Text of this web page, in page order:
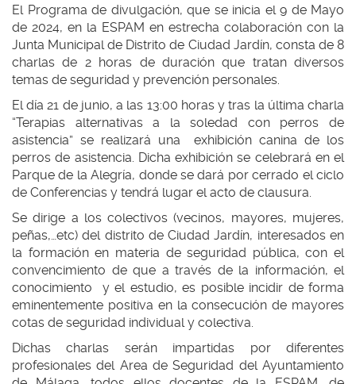
El Programa de divulgación, que se inicia el 9 de Mayo
de 2024, en la ESPAM en estrecha colaboración con la
Junta Municipal de Distrito de Ciudad Jardín, consta de 8
charlas de 2 horas de duración que tratan diversos
temas de seguridad y prevención personales.
El día 21 de junio, a las 13:00 horas y tras la última charla
“Terapias alternativas a la soledad con perros de
asistencia” se realizará una exhibición canina de los
perros de asistencia. Dicha exhibición se celebrará en el
Parque de la Alegría, donde se dará por cerrado el ciclo
de Conferencias y tendrá lugar el acto de clausura.
Se dirige a los colectivos (vecinos, mayores, mujeres,
peñas,…etc) del distrito de Ciudad Jardín, interesados en
la formación en materia de seguridad pública, con el
convencimiento de que a través de la información, el
conocimiento y el estudio, es posible incidir de forma
eminentemente positiva en la consecución de mayores
cotas de seguridad individual y colectiva.
Dichas charlas serán impartidas por diferentes
profesionales del Area de Seguridad del Ayuntamiento